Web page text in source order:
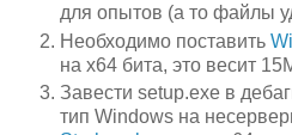
для опытов (а то файлы
Необходимо поставить
на x64 бита, это весит
Завести setup.exe в
тип Windows на